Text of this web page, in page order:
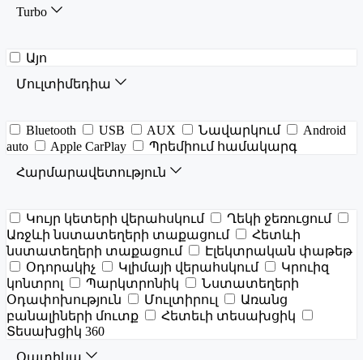
Turbo
Այո
Մուլտիմեդիա
Bluetooth USB AUX Նավարկում
Android
auto
Apple CarPlay
Պրեմիում համակարգ
Հարմարավետություն
Կույր կետերի վերահսկում
Ղեկի ջեռուցում
Առջևի նստատեղերի տաքացում
Հետևի
նստատեղերի տաքացում
Էլեկտրական փաթեթ
Օդորակիչ
Կլիմայի վերահսկում
Կրուիզ
կոնտրոլ
Պարկտրոնիկ
Նստատեղերի
Օդափոխություն
Մուլտիրուլ
Առանց
բանալիների մուտք
Հետեւի տեսախցիկ
Տեսախցիկ 360
Օպտիկա